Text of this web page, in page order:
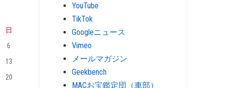
日
6
13
20
YouTube
TikTok
Googleニュース
Vimeo
メールマガジン
Geekbench
MACお宝鑑定団（車部）